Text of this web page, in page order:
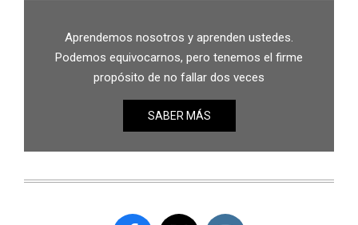
Aprendemos nosotros y aprenden ustedes.
Podemos equivocarnos, pero tenemos el firme
propósito de no fallar dos veces
SABER MÁS